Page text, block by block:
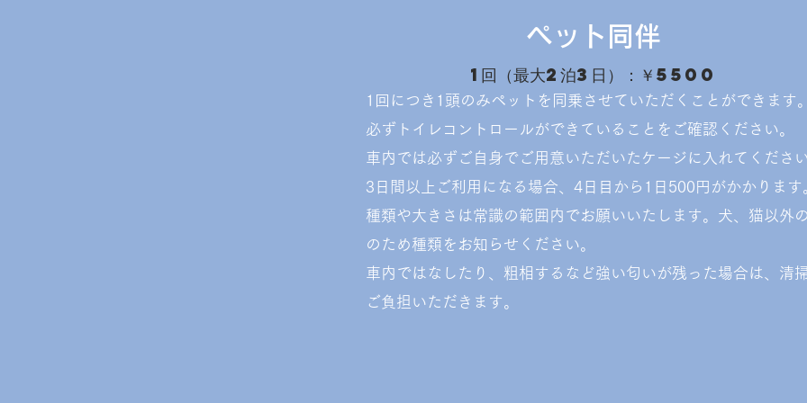
ペット同伴
1回（最大2泊3日）：￥5500
1回につき1頭のみペットを同乗させていただくことができます。
必ずトイレコントロールができていることをご確認ください。
車内では必ずご自身でご用意いただいたケージに入れてください
​3日間以上ご利用になる場合、4日目から1日500円がかかります
種類や大きさは常識の範囲内でお願いいたします。犬、猫以外
のため種類をお知らせください。
車内ではなしたり、粗相するなど強い匂いが残った場合は、清
ご負担いただきます。